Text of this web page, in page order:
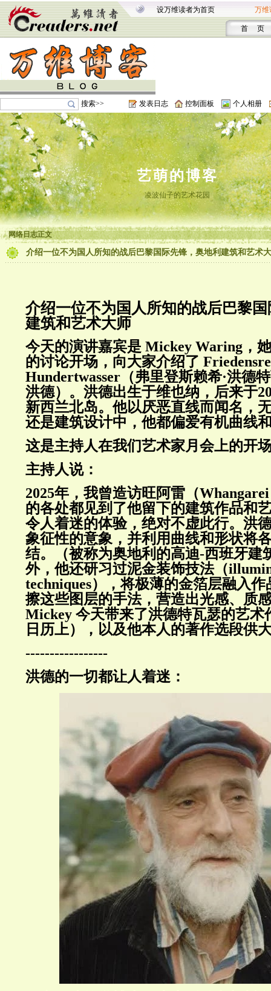
设万维读者为首页 万维
首 页
搜索>> 发表日志 控制面板 个人相册
艺萌的博客
凌波仙子的艺术花园
网络日志正文
介绍一位不为国人所知的战后巴黎国际先锋，奥地利建筑和艺术
介绍一位不为国人所知的战后巴黎
建筑和艺术大师
今天的演讲嘉宾是 Mickey Waring，
的讨论开场，向大家介绍了
Hundertwasser（弗里登斯赖希·洪德
洪德）。洪德出生于维也纳，后来于
新西兰北岛。他以厌恶直线而闻名，
还是建筑设计中，他都偏爱有机曲线
这是主持人在我们艺术家月会上的开
主持人说：
2025年，我曾造访旺阿雷（
的各处都见到了他留下的建筑作品和
令人着迷的体验，绝对不虚此行。洪
象征性的意象，并利用曲线和形状将
结。（被称为奥地利的高迪-西班牙建
外，他还研习过泥金装饰技法（
techniques），将极薄的金箔层融入
擦这些图层的手法，营造出光感、质
Mickey 今天带来了洪德特瓦瑟的艺术
日历上），以及他本人的著作选段供
-----------------
洪德的一切都让人着迷：